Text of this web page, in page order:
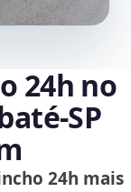
24h no
24h mais